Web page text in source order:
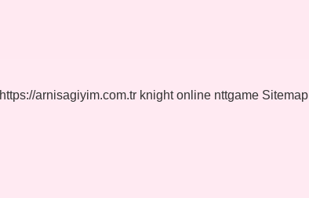
https://arnisagiyim.com.tr knight online nttgame Sitemap